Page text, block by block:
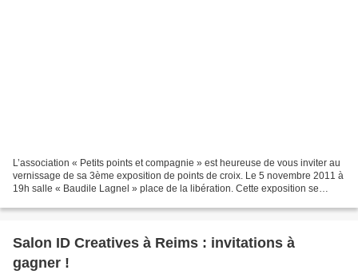
L’association « Petits points et compagnie » est heureuse de vous inviter au
vernissage de sa 3ème exposition de points de croix. Le 5 novembre 2011 à
19h salle « Baudile Lagnel » place de la libération. Cette exposition se
Salon ID Creatives à Reims : invitations à
gagner !